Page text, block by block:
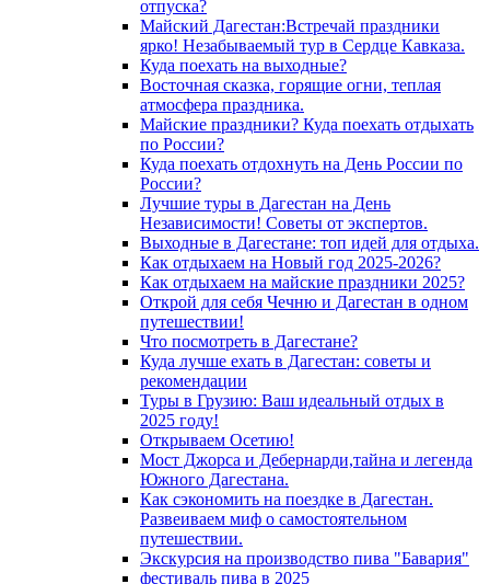
отпуска?
Майский Дагестан:Встречай праздники
ярко! Незабываемый тур в Сердце Кавказа.
Куда поехать на выходные?
Восточная сказка, горящие огни, теплая
атмосфера праздника.
Майские праздники? Куда поехать отдыхать
по России?
Куда поехать отдохнуть на День России по
России?
Лучшие туры в Дагестан на День
Независимости! Советы от экспертов.
Выходные в Дагестане: топ идей для отдыха.
Как отдыхаем на Новый год 2025-2026?
Как отдыхаем на майские праздники 2025?
Открой для себя Чечню и Дагестан в одном
путешествии!
Что посмотреть в Дагестане?
Куда лучше ехать в Дагестан: советы и
рекомендации
Туры в Грузию: Ваш идеальный отдых в
2025 году!
Открываем Осетию!
Мост Джорса и Дебернарди,тайна и легенда
Южного Дагестана.
Как сэкономить на поездке в Дагестан.
Развеиваем миф о самостоятельном
путешествии.
Экскурсия на производство пива "Бавария"
фестиваль пива в 2025